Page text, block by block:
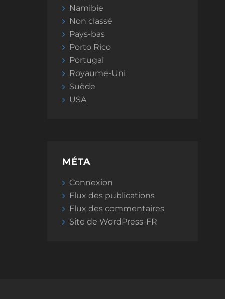
Namibie
Non classé
Pays-bas
Porto Rico
Portugal
Royaume-Uni
Suède
USA
MÉTA
Connexion
Flux des publications
Flux des commentaires
Site de WordPress-FR